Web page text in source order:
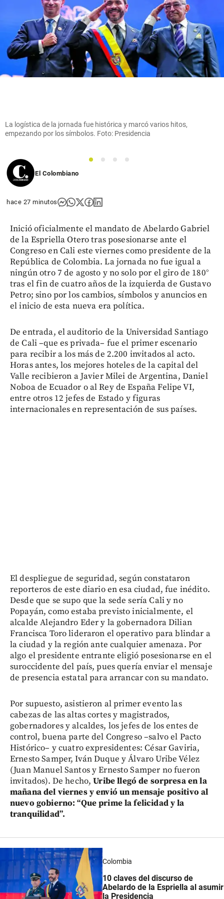
La logística de la jornada fue histórica y marcó varios hitos,
empezando por los símbolos. Foto: Presidencia
1 2 3
4
El Colombiano
hace 27 minutos
Inició oficialmente el mandato de Abelardo Gabriel
de la Espriella Otero tras posesionarse ante el
Congreso en Cali este viernes como presidente de la
República de Colombia. La jornada no fue igual a
ningún otro 7 de agosto y no solo por el giro de 180°
tras el fin de cuatro años de la izquierda de Gustavo
Petro; sino por los cambios, símbolos y anuncios en
el inicio de esta nueva era política.
De entrada, el auditorio de la Universidad Santiago
de Cali –que es privada– fue el primer escenario
para recibir a los más de 2.200 invitados al acto.
Horas antes, los mejores hoteles de la capital del
Valle recibieron a Javier Milei de Argentina, Daniel
Noboa de Ecuador o al Rey de España Felipe VI,
entre otros 12 jefes de Estado y figuras
internacionales en representación de sus países.
El despliegue de seguridad, según constataron
reporteros de este diario en esa ciudad, fue inédito.
Desde que se supo que la sede sería Cali y no
Popayán, como estaba previsto inicialmente, el
alcalde Alejandro Eder y la gobernadora Dilian
Francisca Toro lideraron el operativo para blindar a
la ciudad y la región ante cualquier amenaza. Por
algo el presidente entrante eligió posesionarse en el
suroccidente del país, pues quería enviar el mensaje
de presencia estatal para arrancar con su mandato.
Por supuesto, asistieron al primer evento las
cabezas de las altas cortes y magistrados,
gobernadores y alcaldes, los jefes de los entes de
control, buena parte del Congreso –salvo el Pacto
Histórico– y cuatro expresidentes: César Gaviria,
Ernesto Samper, Iván Duque y Álvaro Uribe Vélez
(Juan Manuel Santos y Ernesto Samper no fueron
invitados). De hecho,Uribe llegó de sorpresa en la
mañana del viernes y envió un mensaje positivo al
nuevo gobierno: “Que prime la felicidad y la
tranquilidad”.
Colombia
10 claves del discurso de
Abelardo de la Espriella al asumir
la Presidencia